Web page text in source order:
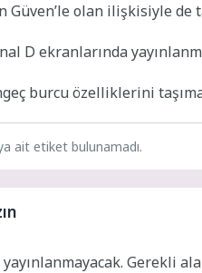
Güven’le olan ilişkisiyle
D ekranlarında
burcu özelliklerini
ait etiket bulunamadı.
Gerekli